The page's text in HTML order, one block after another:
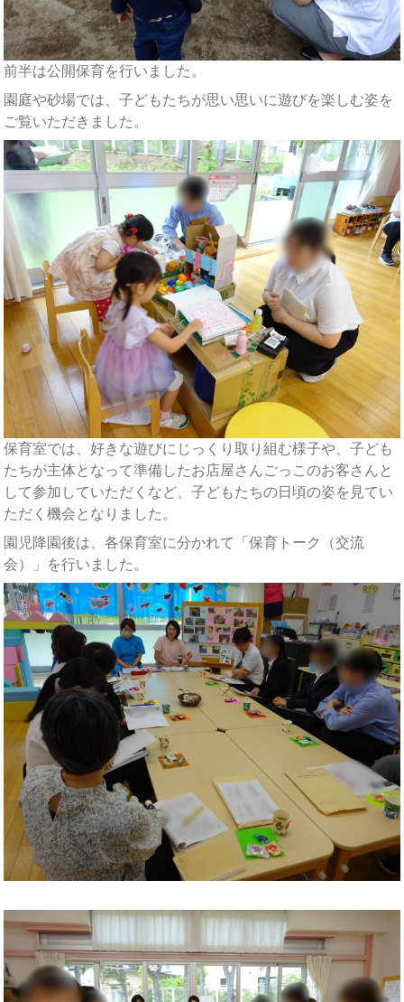
前半は公開保育を行いました。
園庭や砂場では、子どもたちが思い思いに遊びを楽しむ姿を
ご覧いただきました。
保育室では、好きな遊びにじっくり取り組む様子や、子ども
たちが主体となって準備したお店屋さんごっこのお客さんと
して参加していただくなど、子どもたちの日頃の姿を見てい
ただく機会となりました。
園児降園後は、各保育室に分かれて「保育トーク（交流
会）」を行いました。